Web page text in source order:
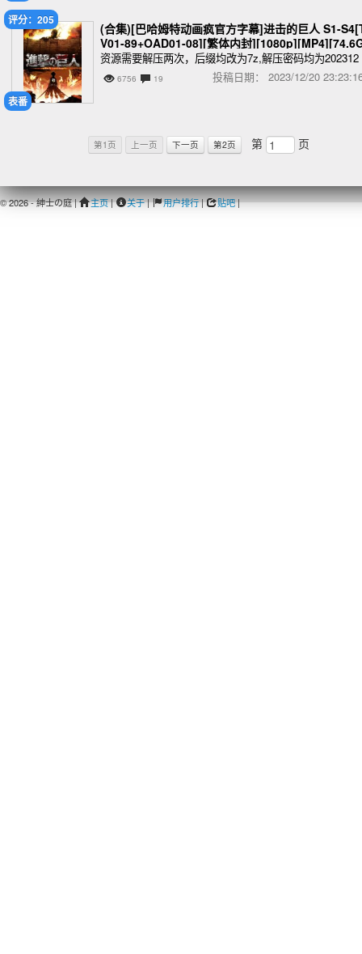
表番
评分：205
(合集)[巴哈姆特动画疯官方字幕]进击的巨人 S1-
V01-89+OAD01-08][繁体内封
B]
资源需要解压两次，后缀均改为7z,解压密码均为202312
6756 19 投稿日期： 2023/12/20
第1页 上一页 下一页 第2页 第 页
© 2026 - 紳士の庭 | 主页| 关于| 用户排行| 贴吧|